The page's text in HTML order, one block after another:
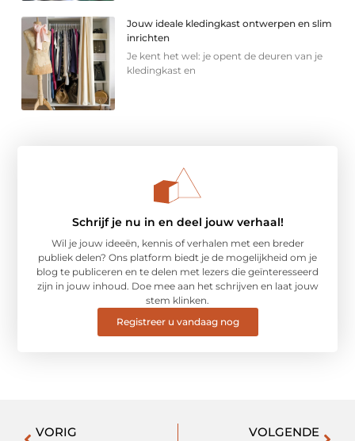
Jouw ideale kledingkast ontwerpen en slim
inrichten
Je kent het wel: je opent de deuren van je
kledingkast en
Schrijf je nu in en deel jouw verhaal!
Wil je jouw ideeën, kennis of verhalen met een breder
publiek delen? Ons platform biedt je de mogelijkheid om je
blog te publiceren en te delen met lezers die geïnteresseerd
zijn in jouw inhoud. Doe mee aan het schrijven en laat jouw
stem klinken.
Registreer u vandaag nog
VORIG VOLGENDE